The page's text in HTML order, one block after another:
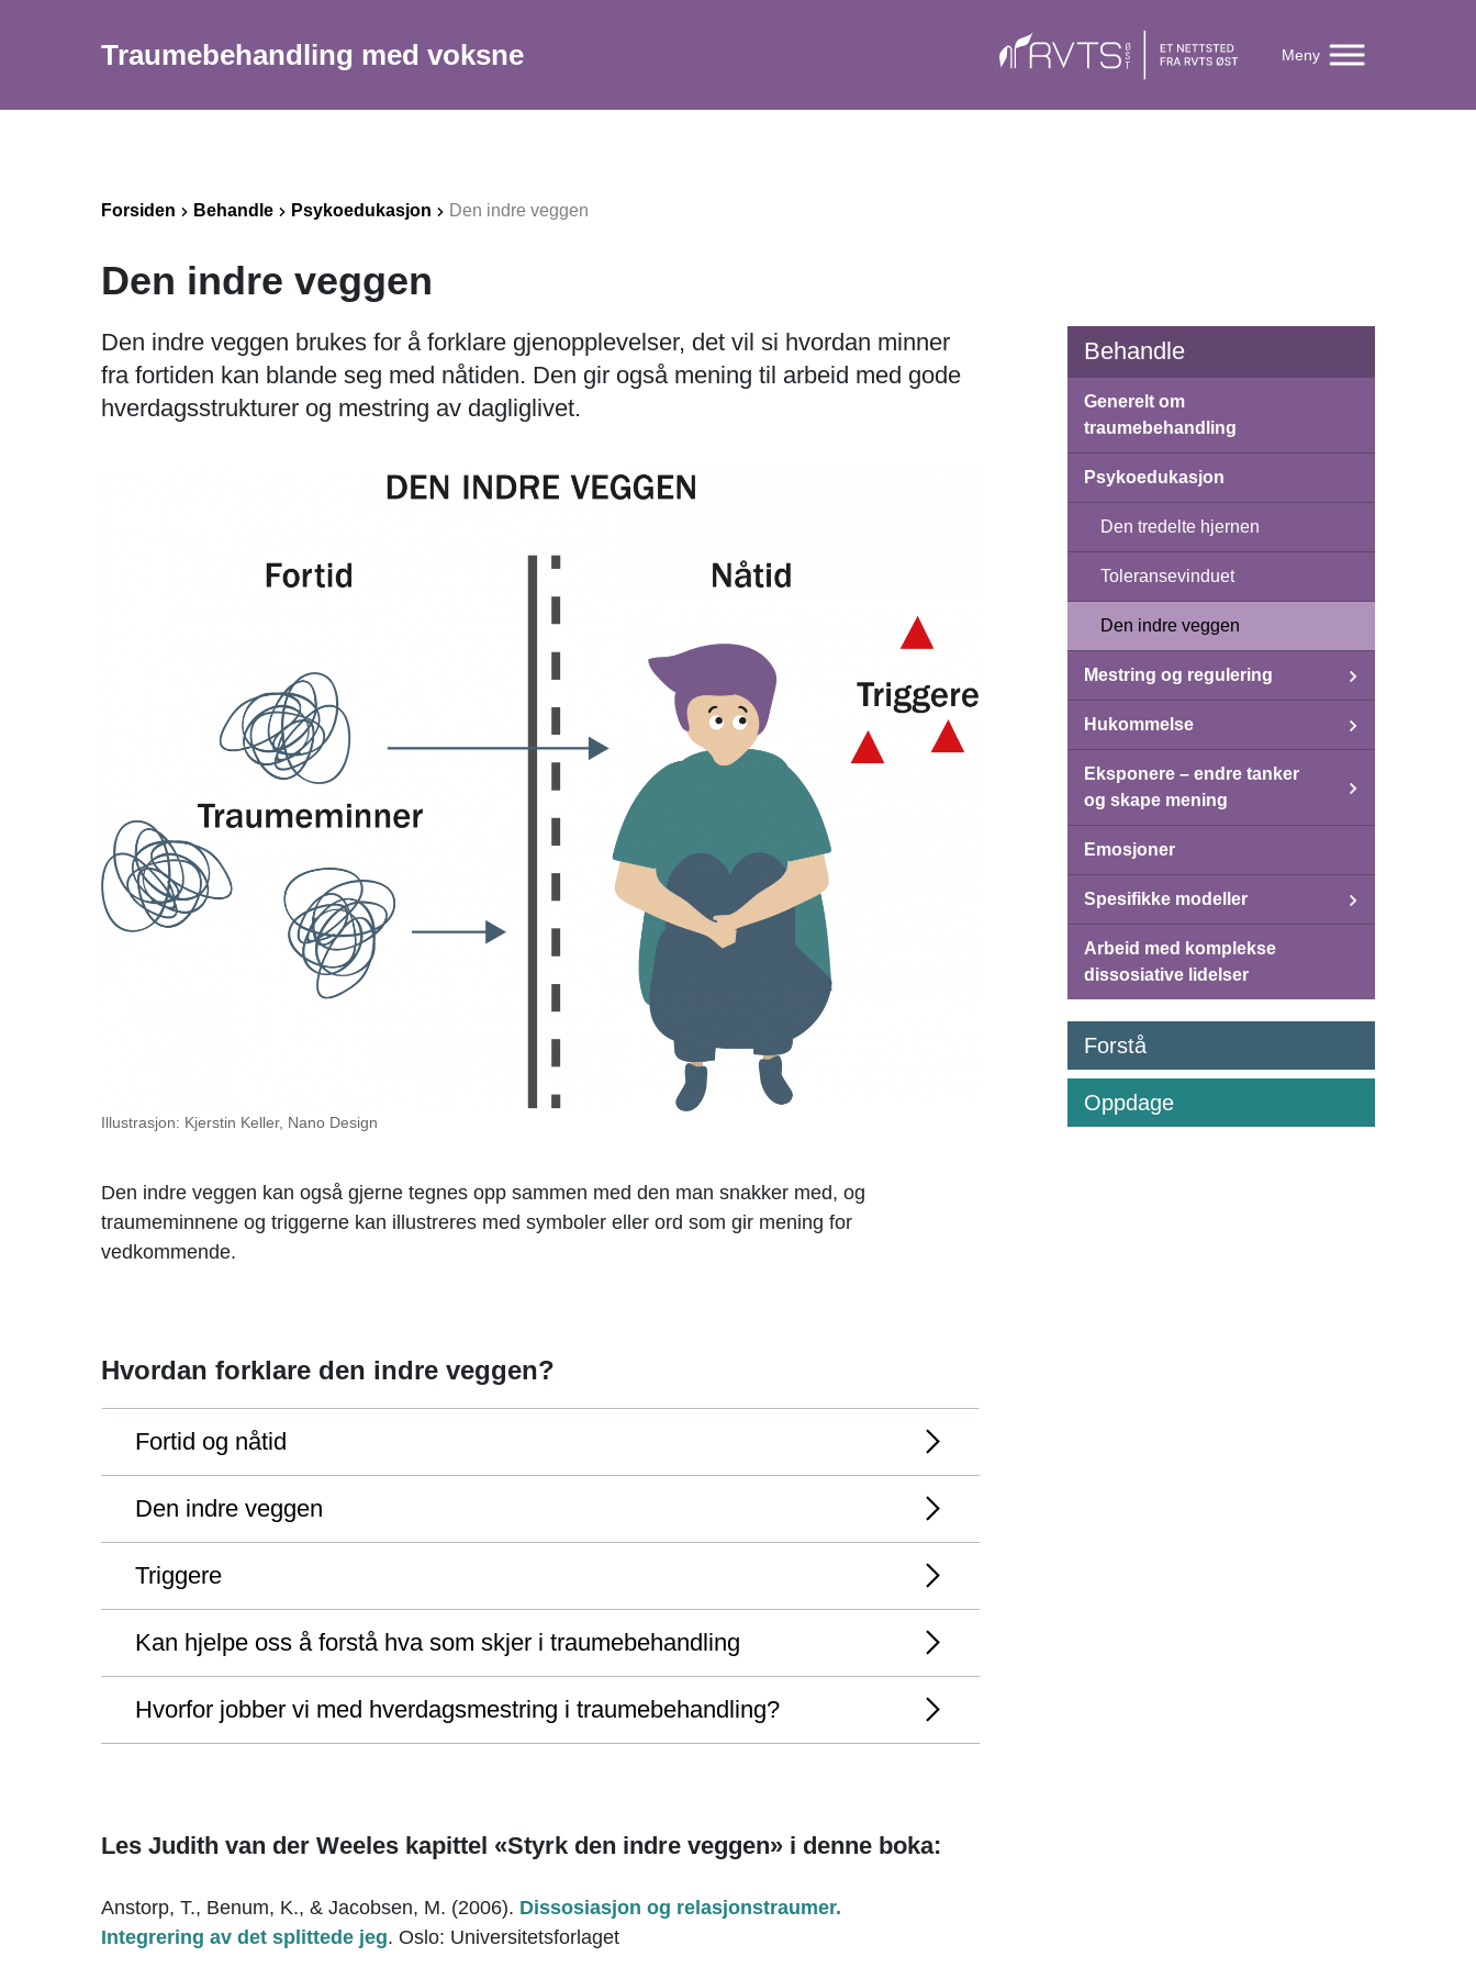
Traumebehandling med voksne Meny
Forsiden Behandle Psykoedukasjon Den indre veggen
Den indre veggen
Den indre veggen brukes for å forklare gjenopplevelser, det vil si hvordan minner
fra fortiden kan blande seg med nåtiden. Den gir også mening til arbeid med gode
hverdagsstrukturer og mestring av dagliglivet.
Illustrasjon: Kjerstin Keller, Nano Design
Den indre veggen kan også gjerne tegnes opp sammen med den man snakker med, og
traumeminnene og triggerne kan illustreres med symboler eller ord som gir mening for
vedkommende.
Hvordan forklare den indre veggen?
Fortid og nåtid
Den indre veggen
Triggere
Kan hjelpe oss å forstå hva som skjer i traumebehandling
Hvorfor jobber vi med hverdagsmestring i traumebehandling?
Les Judith van der Weeles kapittel «Styrk den indre veggen» i denne boka:
Anstorp, T., Benum, K., & Jacobsen, M. (2006). Dissosiasjon og relasjonstraumer.
Integrering av det splittede jeg. Oslo: Universitetsforlaget
Behandle
Generelt om
traumebehandling
Psykoedukasjon
Den tredelte hjernen
Toleransevinduet
Den indre veggen
Mestring og regulering
Hukommelse
Eksponere – endre tanker
og skape mening
Emosjoner
Spesifikke modeller
Arbeid med komplekse
dissosiative lidelser
Forstå
Oppdage